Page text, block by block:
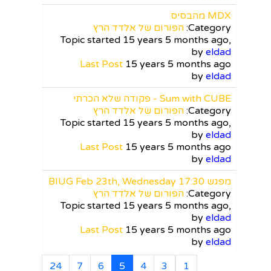
MDX מהבסיס
Category: הפורום של אלדד הרץ
Topic started 15 years 5 months ago,
by eldad
Last Post 15 years 5 months ago
by eldad
Sum with CUBE - פקודה שלא הכרתי
Category: הפורום של אלדד הרץ
Topic started 15 years 5 months ago,
by eldad
Last Post 15 years 5 months ago
by eldad
מפגש BIUG Feb 23th, Wednesday 17:30
Category: הפורום של אלדד הרץ
Topic started 15 years 5 months ago,
by eldad
Last Post 15 years 5 months ago
by eldad
1
3
4
5
6
7
24